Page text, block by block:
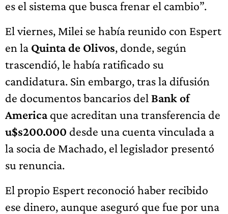
es el sistema que busca frenar el cambio”.
El viernes, Milei se había reunido con Espert
en la Quinta de Olivos, donde, según
trascendió, le había ratificado su
candidatura. Sin embargo, tras la difusión
de documentos bancarios del Bank of
Americaque acreditan una transferencia de
u$s200.000 desde una cuenta vinculada a
la socia de Machado, el legislador presentó
su renuncia.
El propio Espert reconoció haber recibido
ese dinero, aunque aseguró que fue por una